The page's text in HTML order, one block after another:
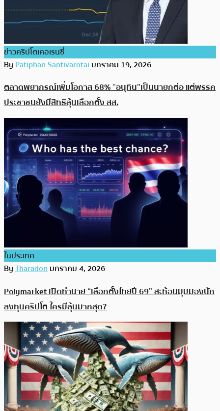
ข่าวคริปโตเคอเรนซี่
ByPatiphan Santivarotaiมกราคม 19, 2026
ตลาดพยากรณ์เพิ่มโอกาส 68% “อนุทิน”เป็นนายกต่อ แต่พรรค
ประชาชนยังมีสิทธิลุ้นเลือกตั้ง สส.
ในประเทศ
ByTharadonมกราคม 4, 2026
Polymarket เปิดทำนาย “เลือกตั้งไทยปี 69” สะท้อนมุมมองนัก
ลงทุนคริปโต ใครมีลุ้นมากสุด?